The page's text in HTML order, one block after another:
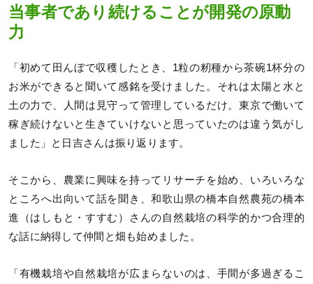
当事者であり続けることが開発の原動
力
「初めて田んぼで収穫したとき、1粒の籾種から茶碗1杯分の
お米ができると聞いて感銘を受けました。それは太陽と水と
土の力で、人間は見守って管理しているだけ。東京で働いて
稼ぎ続けないと生きていけないと思っていたのは違う気がし
ました」と日吉さんは振り返ります。
そこから、農業に興味を持ってリサーチを始め、いろいろな
ところへ出向いて話を聞き、和歌山県の橋本自然農苑の橋本
進（はしもと・すすむ）さんの自然栽培の科学的かつ合理的
な話に納得して仲間と畑も始めました。
「有機栽培や自然栽培が広まらないのは、手間が多過ぎるこ